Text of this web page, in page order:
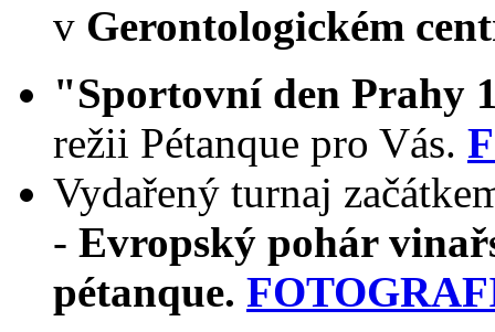
v Gerontologickém
"Sportovní den Prahy
režii Pétanque pro Vás.
Vydařený turnaj
- Evropský pohár
pétanque.